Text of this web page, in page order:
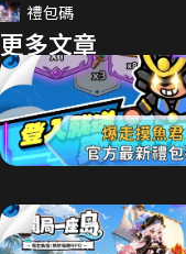
禮包碼
更多文章